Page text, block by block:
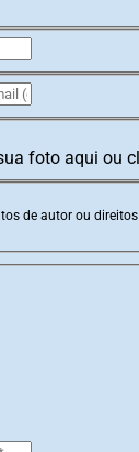
foto aqui ou
de autor ou